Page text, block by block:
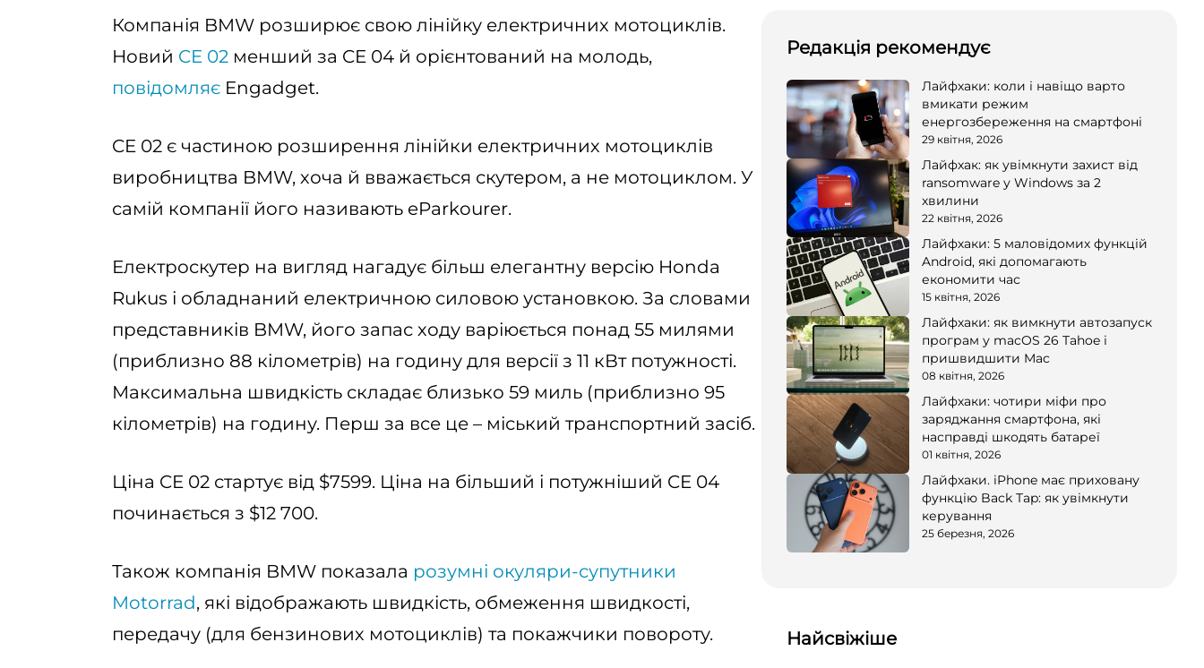
Компанія BMW розширює свою лінійку електричних мотоциклів.
Новий CE 02 менший за CE 04 й орієнтований на молодь,
повідомляє Engadget.
CE 02 є частиною розширення лінійки електричних мотоциклів
виробництва BMW, хоча й вважається скутером, а не мотоциклом. У
самій компанії його називають eParkourer.
Електроскутер на вигляд нагадує більш елегантну версію Honda
Rukus і обладнаний електричною силовою установкою. За словами
представників BMW, його запас ходу варіюється понад 55 милями
(приблизно 88 кілометрів) на годину для версії з 11 кВт потужності.
Максимальна швидкість складає близько 59 миль (приблизно 95
кілометрів) на годину. Перш за все це – міський транспортний засіб.
Ціна CE 02 стартує від $7599. Ціна на більший і потужніший CE 04
починається з $12 700.
Також компанія BMW показала розумні окуляри-супутники
Motorrad, які відображають швидкість, обмеження швидкості,
передачу (для бензинових мотоциклів) та покажчики повороту.
Редакція рекомендує
Лайфхаки: коли і навіщо варто
вмикати режим
енергозбереження на смартфоні
29 квітня, 2026
Лайфхак: як увімкнути захист від
ransomware у Windows за 2
хвилини
22 квітня, 2026
Лайфхаки: 5 маловідомих функцій
Android, які допомагають
економити час
15 квітня, 2026
Лайфхаки: як вимкнути автозапуск
програм у macOS 26 Tahoe і
пришвидшити Mac
08 квітня, 2026
Лайфхаки: чотири міфи про
заряджання смартфона, які
насправді шкодять батареї
01 квітня, 2026
Лайфхаки. iPhone має приховану
функцію Back Tap: як увімкнути
керування
25 березня, 2026
Найсвіжіше